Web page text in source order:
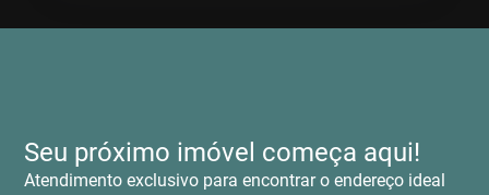
Seu próximo imóvel começa aqui!
Atendimento exclusivo para encontrar o endereço ideal